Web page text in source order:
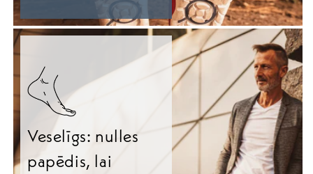
Veselīgs: nulles
papēdis, lai